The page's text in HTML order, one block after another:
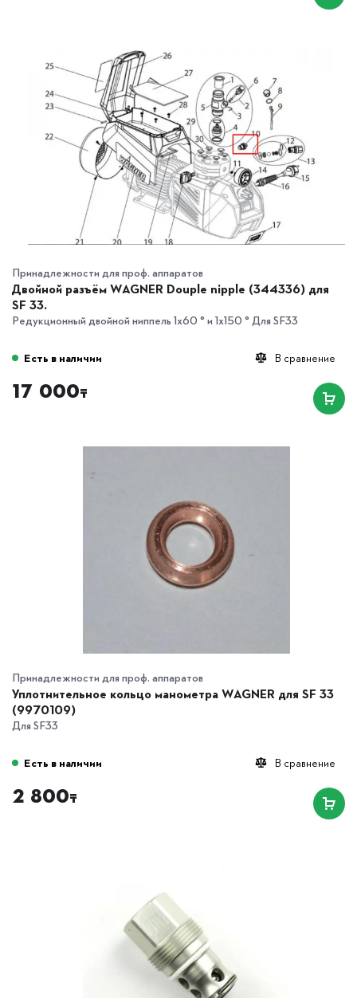
Принадлежности для проф. аппаратов
Двойной разъём WAGNER Douple nipple (344336) для
SF 33.
Редукционный двойной ниппель 1x60 ° и 1x150 ° Для SF33
В сравнение
Есть в наличии
17 000₸
Принадлежности для проф. аппаратов
Уплотнительное кольцо манометра WAGNER для SF 33
(9970109)
Для SF33
В сравнение
Есть в наличии
2 800₸